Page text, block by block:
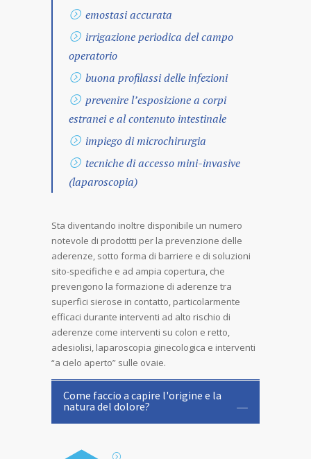
emostasi accurata
irrigazione periodica del campo
operatorio
buona profilassi delle infezioni
prevenire l’esposizione a corpi
estranei e al contenuto intestinale
impiego di microchirurgia
tecniche di accesso mini-invasive
(laparoscopia)
Sta diventando inoltre disponibile un numero
notevole di prodottti per la prevenzione delle
aderenze, sotto forma di barriere e di soluzioni
sito-specifiche e ad ampia copertura, che
prevengono la formazione di aderenze tra
superfici sierose in contatto, particolarmente
efficaci durante interventi ad alto rischio di
aderenze come interventi su colon e retto,
adesiolisi, laparoscopia ginecologica e interventi
“a cielo aperto” sulle ovaie.
Come faccio a capire l'origine e la
natura del dolore?